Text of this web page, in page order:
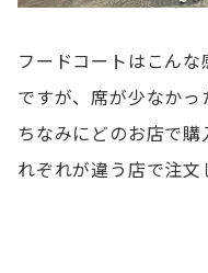
フードコートはこん
ですが、席が少なかっ
ちなみにどのお店で
れぞれが違う店で注文